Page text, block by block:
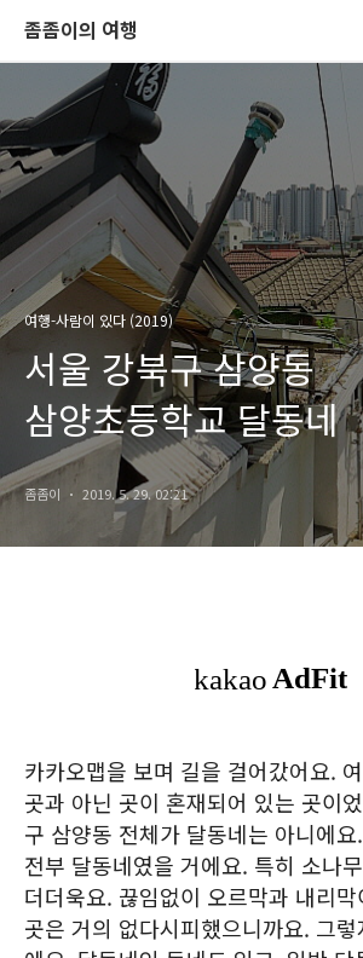
좀좀이의 여행
여행-사람이 있다 (2019)
서울 강북구 삼양동
삼양초등학교 달동네
좀좀이 2019. 5. 29. 02:21
카카오맵을 보며 길을 걸어갔어요.
곳과 아닌 곳이 혼재되어 있는 곳이
구 삼양동 전체가 달동네는 아니에
전부 달동네였을 거에요. 특히 소나
더더욱요. 끊임없이 오르막과 내리
곳은 거의 없다시피했으니까요. 그